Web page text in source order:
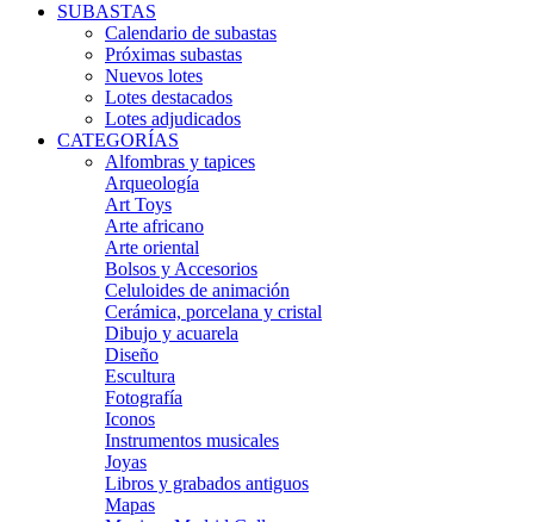
SUBASTAS
Calendario de subastas
Próximas subastas
Nuevos lotes
Lotes destacados
Lotes adjudicados
CATEGORÍAS
Alfombras y tapices
Arqueología
Art Toys
Arte africano
Arte oriental
Bolsos y Accesorios
Celuloides de animación
Cerámica, porcelana y cristal
Dibujo y acuarela
Diseño
Escultura
Fotografía
Iconos
Instrumentos musicales
Joyas
Libros y grabados antiguos
Mapas